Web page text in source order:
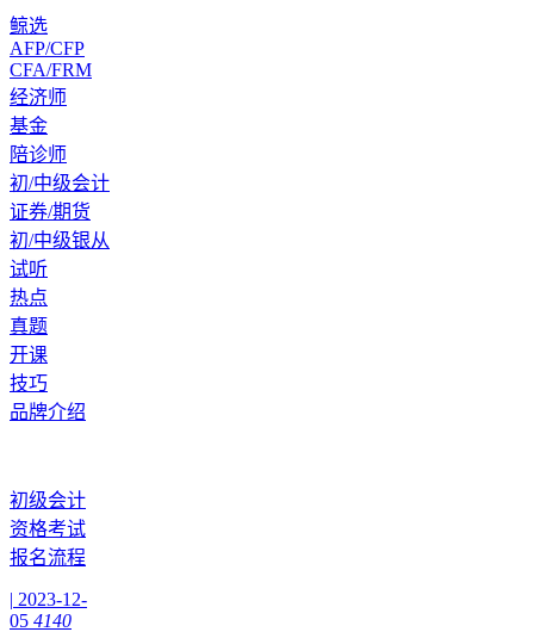
鲸选
AFP/CFP
CFA/FRM
经济师
基金
陪诊师
初/中级会计
证券/期货
初/中级银从
试听
热点
真题
开课
技巧
品牌介绍
初级会计
资格考试
报名流程
| 2023-12-
05 4140